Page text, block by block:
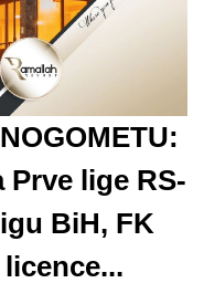
Prve lige RS-
BiH, FK